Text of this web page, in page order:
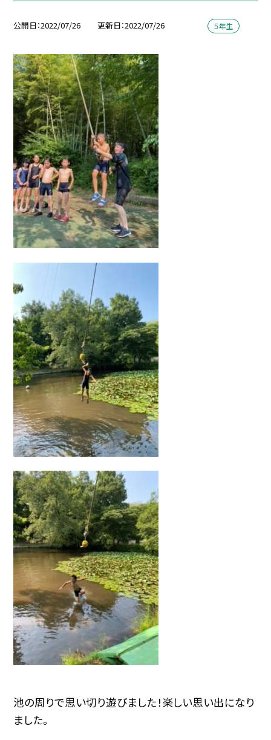
公開日 2022/07/26 更新日 2022/07/26 ５年生
池の周りで思い切り遊びました！楽しい思い出になり
ました。